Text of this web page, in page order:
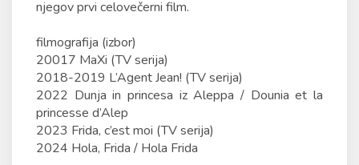
njegov prvi celovečerni film.
filmografija (izbor)
20017 MaXi (TV serija)
2018-2019 L’Agent Jean! (TV serija)
2022 Dunja in princesa iz Aleppa / Dounia et la
princesse d’Alep
2023 Frida, c’est moi (TV serija)
2024 Hola, Frida / Hola Frida